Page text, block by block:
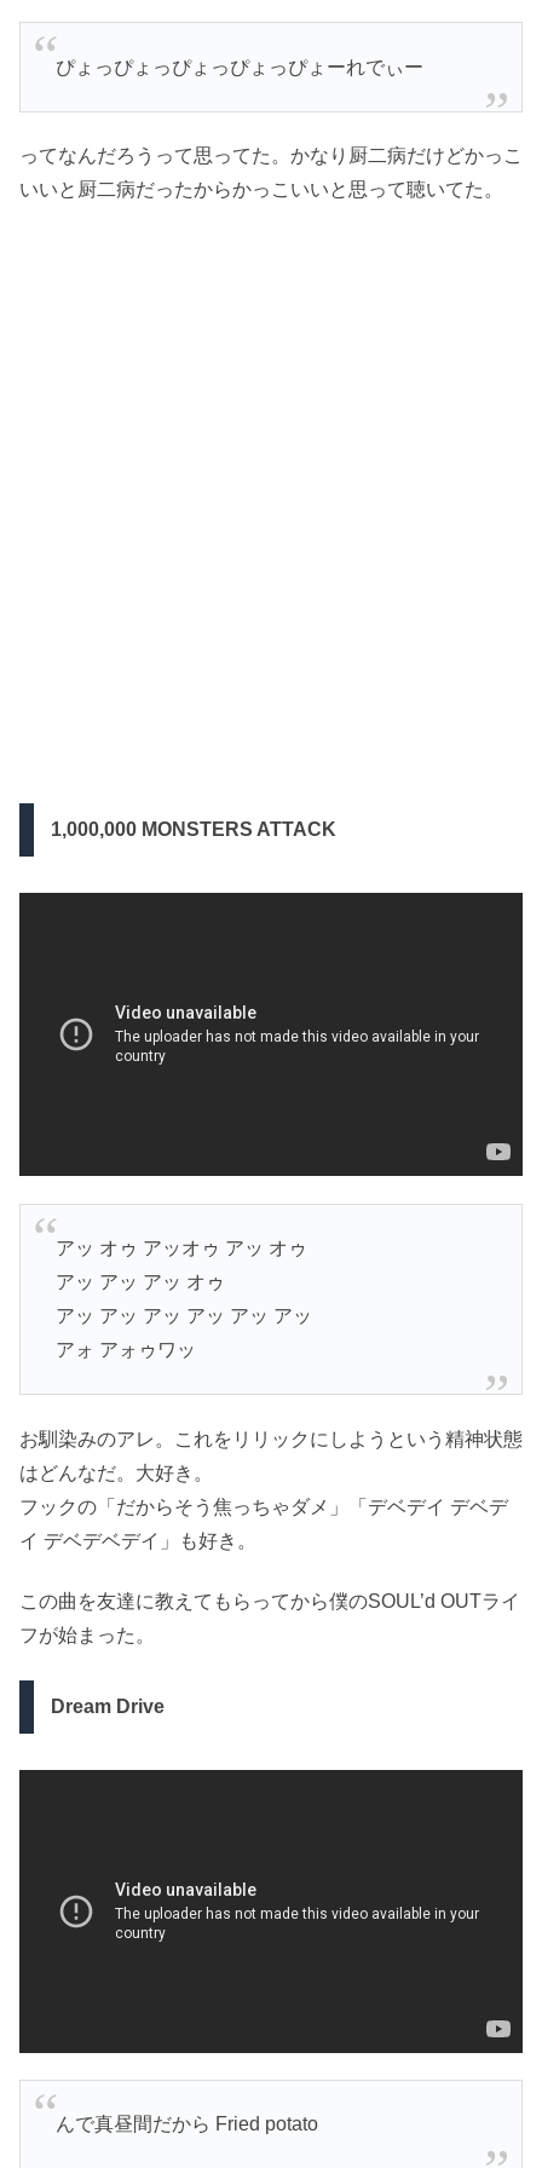
ぴょっぴょっぴょっぴょっぴょーれでぃー
ってなんだろうって思ってた。かなり厨二病だけどかっこ
いいと厨二病だったからかっこいいと思って聴いてた。
1,000,000 MONSTERS ATTACK
アッ オゥ アッオゥ アッ オゥ
アッ アッ アッ オゥ
アッ アッ アッ アッ アッ アッ
アォ アォゥワッ
お馴染みのアレ。これをリリックにしようという精神状態
はどんなだ。大好き。
フックの「だからそう焦っちゃダメ」「デベデイ デベデ
イ デベデベデイ」も好き。
この曲を友達に教えてもらってから僕のSOUL’d OUTライ
フが始まった。
Dream Drive
んで真昼間だから Fried potato